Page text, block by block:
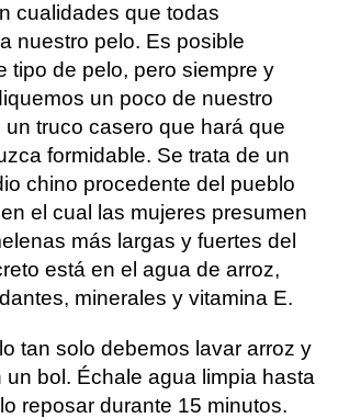
cualidades que todas
nuestro pelo. Es posible
tipo de pelo, pero siempre y
un poco de nuestro
un truco casero que hará que
formidable. Se trata de un
chino procedente del pueblo
el cual las mujeres presumen
más largas y fuertes del
está en el agua de arroz,
minerales y vitamina E.
tan solo debemos lavar arroz y
un bol. Échale agua limpia hasta
reposar durante 15 minutos.